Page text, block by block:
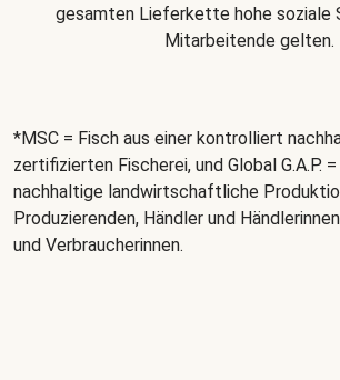
gesamten Lieferkette hohe soziale
Mitarbeitende gelten.
*MSC = Fisch aus einer kontrolliert
zertifizierten Fischerei, und Global G.A.P.
nachhaltige landwirtschaftliche
Produzierenden, Händler und
und Verbraucherinnen.